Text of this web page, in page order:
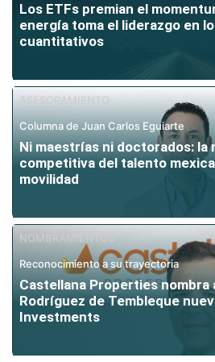
Los ETFs premian el
energía toma el liderazgo en
cuantitativos
ASESORAMIENTO
Columna de Juan Carlos Eguiarte
Ni maestrías ni doctorados: la
competitiva del talento
movilidad
NOMBRAMIENTOS
Reconocimiento a su trayectoria
Castellana Properties nombra
Rodríguez de Tembleque
Investments